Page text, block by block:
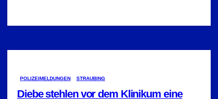
POLIZEIMELDUNGEN STRAUBING
Diebe stehlen vor dem Klinikum eine